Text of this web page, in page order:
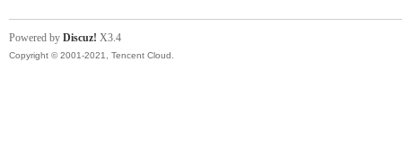
Powered by Discuz! X3.4
Copyright © 2001-2021, Tencent Cloud.